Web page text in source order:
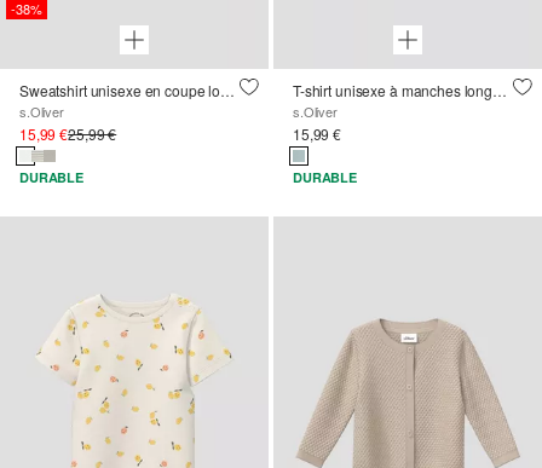
-38%
Sweatshirt unisexe en coupe loose
s.Oliver
15,99 €25,99 €
DURABLE
T-shirt unisexe à manches longues avec imprimé all-over
s.Oliver
15,99 €
DURABLE